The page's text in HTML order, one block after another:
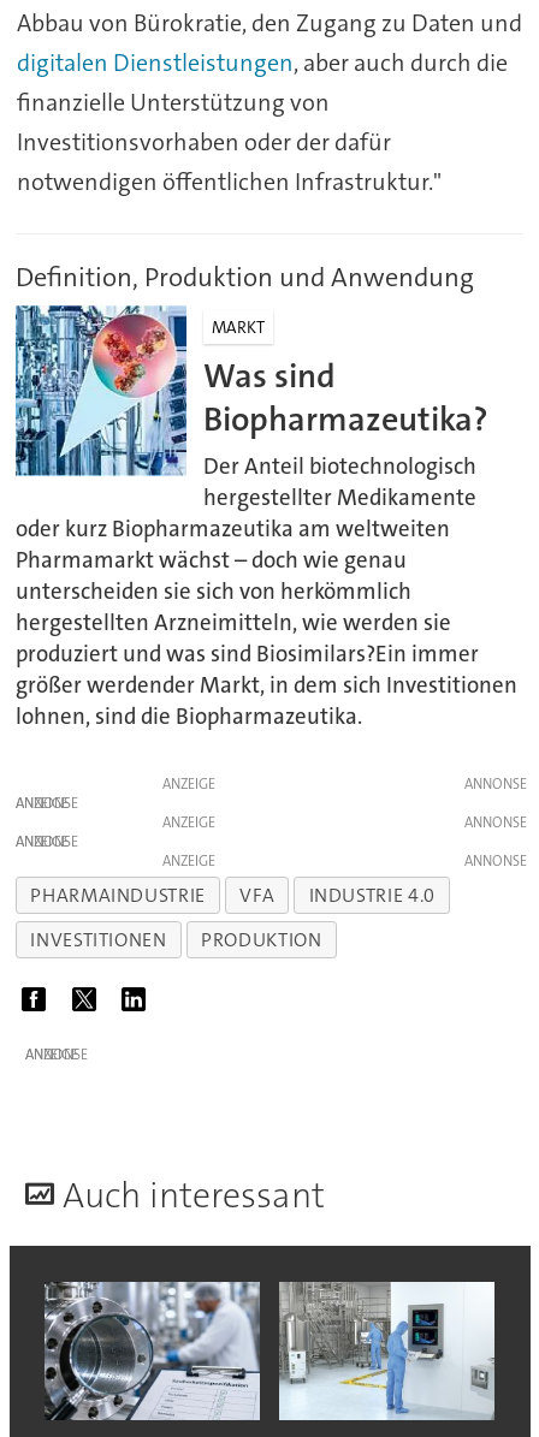
Abbau von Bürokratie, den Zugang zu Daten und
digitalen Dienstleistungen, aber auch durch die
finanzielle Unterstützung von
Investitionsvorhaben oder der dafür
notwendigen öffentlichen Infrastruktur."
Definition, Produktion und Anwendung
MARKT
Was sind
Biopharmazeutika?
Der Anteil biotechnologisch
hergestellter Medikamente
oder kurz Biopharmazeutika am weltweiten
Pharmamarkt wächst – doch wie genau
unterscheiden sie sich von herkömmlich
hergestellten Arzneimitteln, wie werden sie
produziert und was sind Biosimilars?Ein immer
größer werdender Markt, in dem sich Investitionen
lohnen, sind die Biopharmazeutika.
ANZEIGE
ANZEIGE
ANZEIGE
ANZEIGE
ANZEIGE
PHARMAINDUSTRIE VFA
INDUSTRIE 4.0
INVESTITIONEN
PRODUKTION
ANZEIGE
Auch interessant